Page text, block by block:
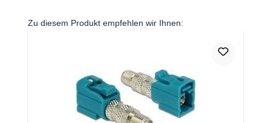
Produktgalerie überspringen
Zu diesem Produkt empfehlen wir Ihnen: